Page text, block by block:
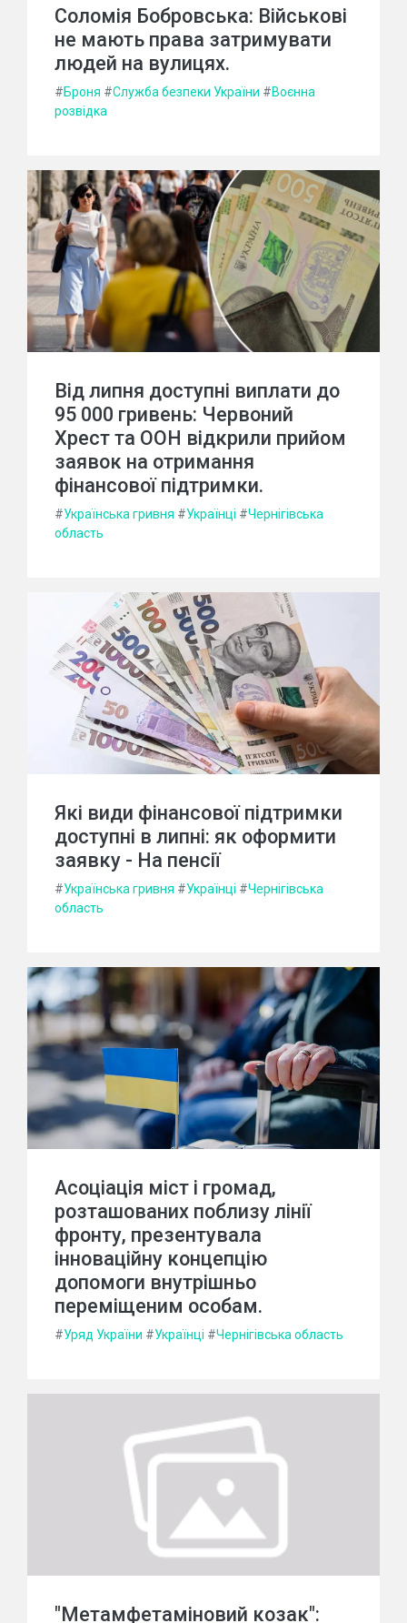
Соломія Бобровська: Військові
не мають права затримувати
людей на вулицях.
#Броня #Служба безпеки України #Воєнна
розвідка
Від липня доступні виплати до
95 000 гривень: Червоний
Хрест та ООН відкрили прийом
заявок на отримання
фінансової підтримки.
#Українська гривня #Українці #Чернігівська
область
Які види фінансової підтримки
доступні в липні: як оформити
заявку - На пенсії
#Українська гривня #Українці #Чернігівська
область
Асоціація міст і громад,
розташованих поблизу лінії
фронту, презентувала
інноваційну концепцію
допомоги внутрішньо
переміщеним особам.
#Уряд України #Українці #Чернігівська область
"Метамфетаміновий козак":